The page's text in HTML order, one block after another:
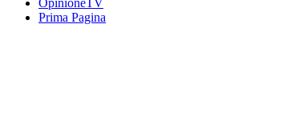
OpinioneTV
Prima Pagina